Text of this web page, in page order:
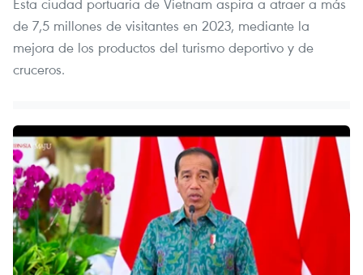
Esta ciudad portuaria de Vietnam aspira a atraer a más
de 7,5 millones de visitantes en 2023, mediante la
mejora de los productos del turismo deportivo y de
cruceros.